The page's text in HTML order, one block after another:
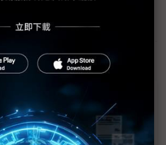
字追蹤」
」
出貨比創高 村田示警全球AI基